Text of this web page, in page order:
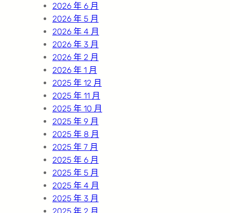
2026 年 6 月
2026 年 5 月
2026 年 4 月
2026 年 3 月
2026 年 2 月
2026 年 1 月
2025 年 12 月
2025 年 11 月
2025 年 10 月
2025 年 9 月
2025 年 8 月
2025 年 7 月
2025 年 6 月
2025 年 5 月
2025 年 4 月
2025 年 3 月